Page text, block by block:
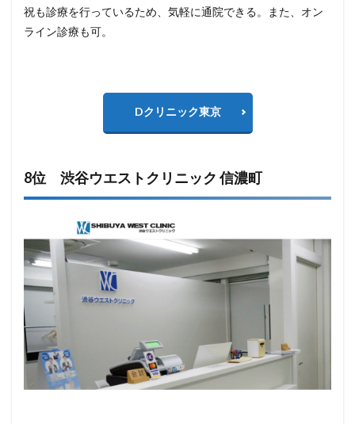
祝も診療を行っているため、気軽に通院できる。また、オン
ライン診療も可。
Dクリニック東京
8位 渋谷ウエストクリニック 信濃町